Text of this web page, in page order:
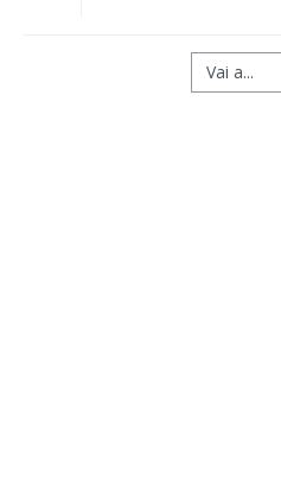
Vai a...